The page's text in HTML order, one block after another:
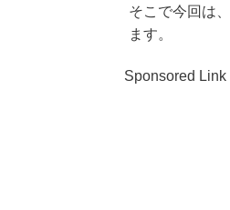
k
そこで今回は、
ます。
Sponsored Link